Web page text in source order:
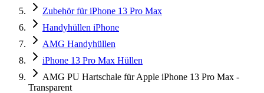
Zubehör für iPhone 13 Pro Max
Handyhüllen iPhone
AMG Handyhüllen
iPhone 13 Pro Max Hüllen
AMG PU Hartschale für Apple iPhone 13 Pro Max -
Transparent